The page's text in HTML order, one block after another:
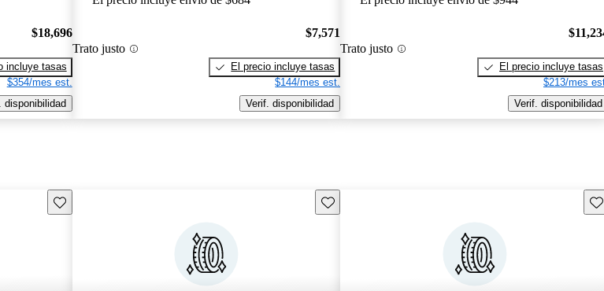
$18,696
incluye tasas
$354/mes est.
disponibilidad
Trato justo
$7,571
El precio incluye tasas
$144/mes est.
Verif. disponibilidad
Trato justo
El precio incluye tasas
$213/mes
Verif. disponibilidad
Guarda este Aviso Guarda este Aviso